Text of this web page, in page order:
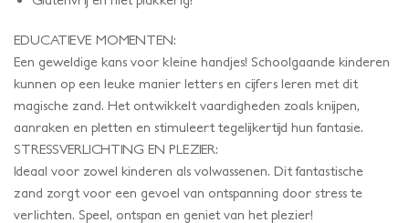
EDUCATIEVE MOMENTEN:
Een geweldige kans voor kleine handjes! Schoolgaande kinderen
kunnen op een leuke manier letters en cijfers leren met dit
magische zand. Het ontwikkelt vaardigheden zoals knijpen,
aanraken en pletten en stimuleert tegelijkertijd hun fantasie.
STRESSVERLICHTING EN PLEZIER:
Ideaal voor zowel kinderen als volwassenen. Dit fantastische
zand zorgt voor een gevoel van ontspanning door stress te
verlichten. Speel, ontspan en geniet van het plezier!